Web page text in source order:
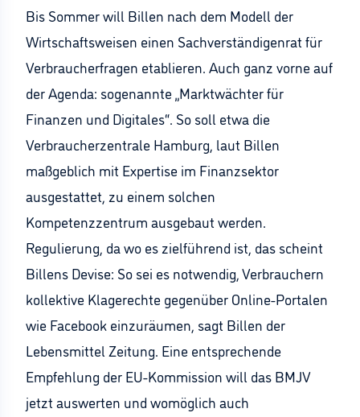
Bis Sommer will Billen nach dem Modell der
Wirtschaftsweisen einen Sachverständigenrat für
Verbraucherfragen etablieren. Auch ganz vorne auf
der Agenda: sogenannte „Marktwächter für
Finanzen und Digitales“. So soll etwa die
Verbraucherzentrale Hamburg, laut Billen
maßgeblich mit Expertise im Finanzsektor
ausgestattet, zu einem solchen
Kompetenzzentrum ausgebaut werden.
Regulierung, da wo es zielführend ist, das scheint
Billens Devise: So sei es notwendig, Verbrauchern
kollektive Klagerechte gegenüber Online-Portalen
wie Facebook einzuräumen, sagt Billen der
Lebensmittel Zeitung. Eine entsprechende
Empfehlung der EU-Kommission will das BMJV
jetzt auswerten und womöglich auch